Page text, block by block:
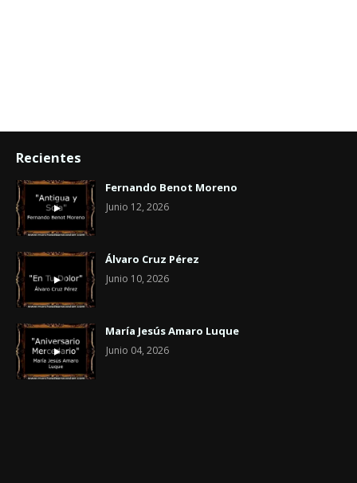
Recientes
Fernando Benot Moreno
Junio 12, 2026
Álvaro Cruz Pérez
Junio 10, 2026
María Jesús Amaro Luque
Junio 04, 2026